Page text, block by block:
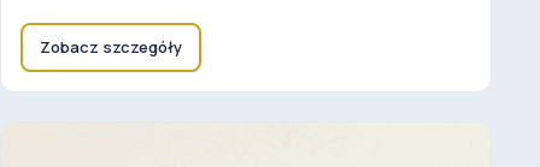
Zobacz szczegóły